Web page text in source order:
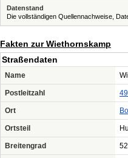
Datenstand
Die vollständigen Quellennachweise,
Fakten zur Wiethornskamp
Straßendaten
Name
Postleitzahl
Ort
Ortsteil
Breitengrad